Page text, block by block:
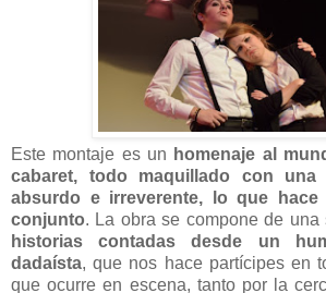
Este montaje es un homenaje al
cabaret, todo maquillado con
absurdo e irreverente, lo que hace
conjunto. La obra se compone de una
historias contadas desde un
dadaísta, que nos hace partícipes en
que ocurre en escena, tanto por la